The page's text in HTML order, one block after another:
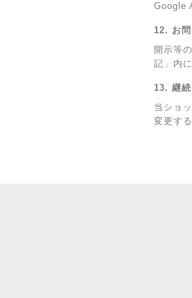
Google
12. お
開示等
記」内
13. 継
当ショ
変更す